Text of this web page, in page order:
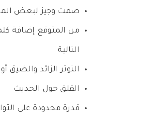
صمت وجيز لبعض
من المتوقع إضافة
التالية
التوتر الزائد
القلق حول الحديث
قدرة محدودة على